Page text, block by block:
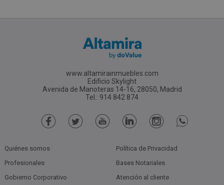
www.altamirainmuebles.com
Edificio Skylight
Avenida de Manoteras 14-16, 28050, Madrid
Tel.: 914 842 874
Quiénes somos
Profesionales
Gobierno Corporativo
Política de Privacidad
Bases Notariales
Atención al cliente